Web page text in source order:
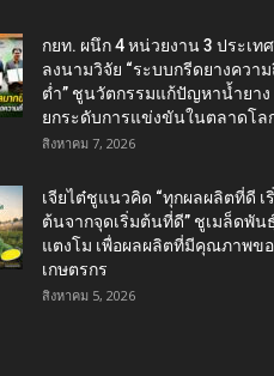
กยท. ผนึก 4 หน่วยงาน 3 ประเทศ
ลงนามวิจัย “ระบบกรีดยางควา
ต่ำ” ชูนวัตกรรมแก้ปัญหาน้ำยาง
ยกระดับการแข่งขันในตลาดโล
สิงหาคม 7, 2026
เจียไต๋ชูแนวคิด “ทุกผลผลิตที่ดี เ
ต้นจากจุดเริ่มต้นที่ดี” ชูเมล็ดพัน
แตงโม เพื่อผลผลิตที่มีคุณภาพขอ
เกษตรกร
สิงหาคม 5, 2026